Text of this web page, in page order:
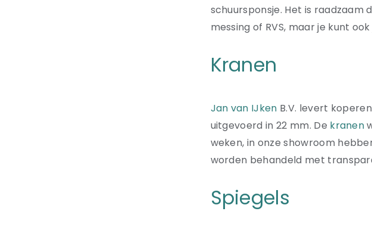
schuursponsje. Het is
messing of RVS, maar je kunt
Kranen
Jan van IJken B.V. levert
uitgevoerd in 22 mm. De kranen
weken, in onze showroom
worden behandeld met
Spiegels